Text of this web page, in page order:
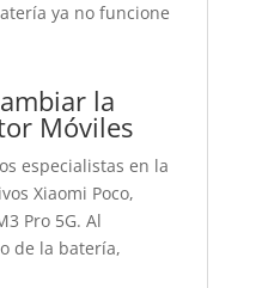
ya no funcione
la
Móviles
especialistas en la
Xiaomi Poco,
Pro 5G. Al
de la batería,